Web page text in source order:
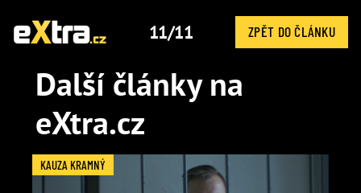
11/11 ZPĚT DO ČLÁNKU
Další články na
eXtra.cz
KAUZA KRAMNÝ